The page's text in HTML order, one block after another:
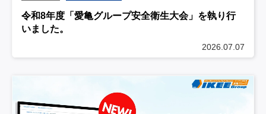
令和8年度「愛亀グループ安全衛生大会」を執り行
いました。
2026.07.07